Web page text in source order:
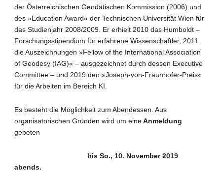
der Österreichischen Geodätischen Kommission (2006) und
des »Education Award« der Technischen Universität Wien für
das Studienjahr 2008/2009. Er erhielt 2010 das Humboldt –
Forschungsstipendium für erfahrene Wissenschaftler, 2011
die Auszeichnungen »Fellow of the International Association
of Geodesy (IAG)« – ausgezeichnet durch dessen Executive
Committee – und 2019 den »Joseph-von-Fraunhofer-Preis«
für die Arbeiten im Bereich KI.
Es besteht die Möglichkeit zum Abendessen. Aus
organisatorischen Gründen wird um eineAnmeldung
gebeten
bis So., 10. November 2019
abends.